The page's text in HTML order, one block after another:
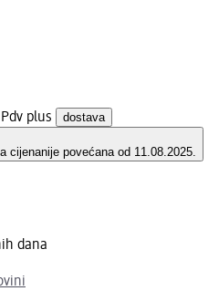
plus dostava
cijenanije povećana od 11.08.2025.
dana